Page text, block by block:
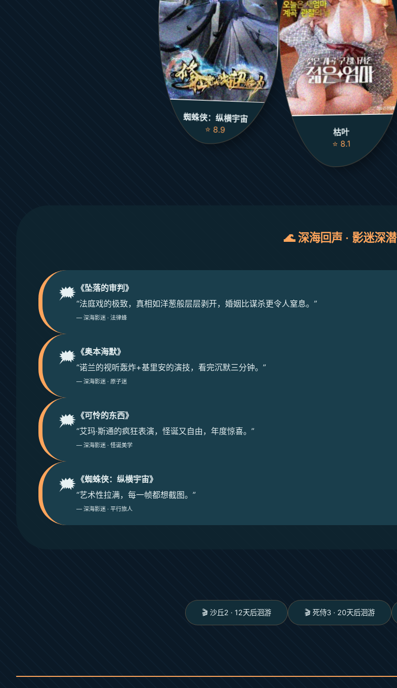
蜘蛛侠：纵横宇宙
⭐ 8.9 枯叶
⭐ 8.1
🌊 深海回声 · 影迷深潜
🗯️ 《坠落的审判》
“法庭戏的极致，真相如洋葱般层层剥开，婚姻比谋杀更令人窒息。”
— 深海影迷 · 法律蜂
🗯️ 《奥本海默》
“诺兰的视听轰炸+基里安的演技，看完沉默三分钟。”
— 深海影迷 · 原子迷
🗯️ 《可怜的东西》
“艾玛·斯通的疯狂表演，怪诞又自由，年度惊喜。”
— 深海影迷 · 怪诞美学
🗯️ 《蜘蛛侠：纵横宇宙》
“艺术性拉满，每一帧都想截图。”
— 深海影迷 · 平行旅人
🎬 沙丘2 · 12天后洄游 🎬 死侍3 · 20天后洄游